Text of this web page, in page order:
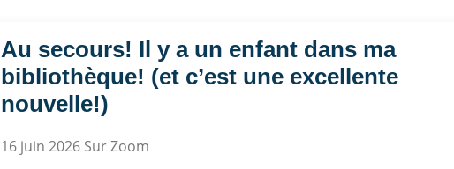
Au secours! Il y a un enfant dans ma
bibliothèque! (et c’est une excellente
nouvelle!)
16 juin 2026 Sur Zoom